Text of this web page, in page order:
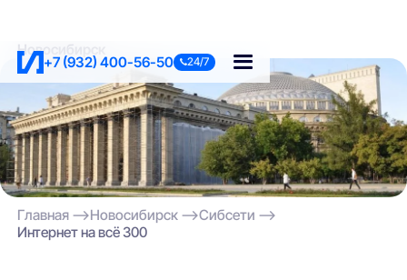
+7 (932) 400-56-50 24/7
Новосибирск
Главная Новосибирск
Сибсети
Интернет на всё 300